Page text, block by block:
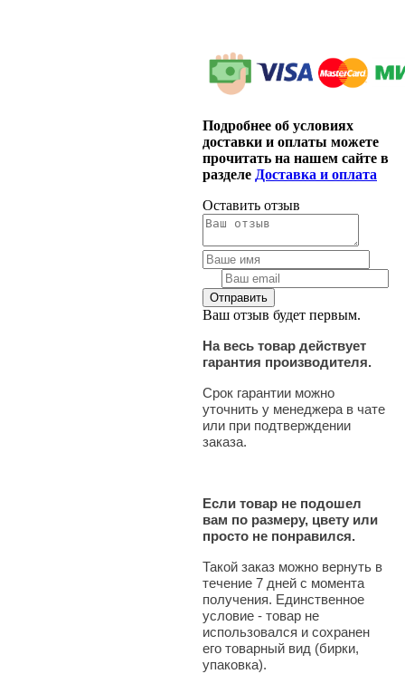
Подробнее об условиях
доставки и оплаты можете
прочитать на нашем сайте в
разделе Доставка и оплата
Оставить отзыв
Ваш отзыв будет первым.
На весь товар действует
гарантия производителя.
Срок гарантии можно
уточнить у менеджера в чате
или при подтверждении
заказа.
Если товар не подошел
вам по размеру, цвету или
просто не понравился.
Такой заказ можно вернуть в
течение 7 дней с момента
получения. Единственное
условие - товар не
использовался и сохранен
его товарный вид (бирки,
упаковка).